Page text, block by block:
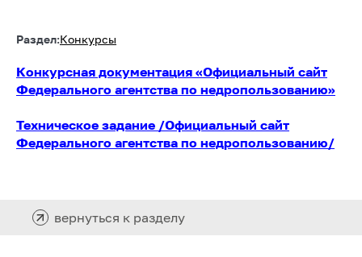
Раздел:Конкурсы
Конкурсная документация «Официальный сайт
Федерального агентства по недропользованию»
Техническое задание /Официальный сайт
Федерального агентства по недропользованию/
вернуться к разделу